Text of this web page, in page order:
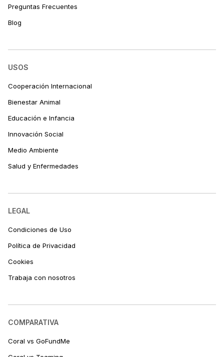
Preguntas Frecuentes
Blog
USOS
Cooperación Internacional
Bienestar Animal
Educación e Infancia
Innovación Social
Medio Ambiente
Salud y Enfermedades
LEGAL
Condiciones de Uso
Política de Privacidad
Cookies
Trabaja con nosotros
COMPARATIVA
Coral vs GoFundMe